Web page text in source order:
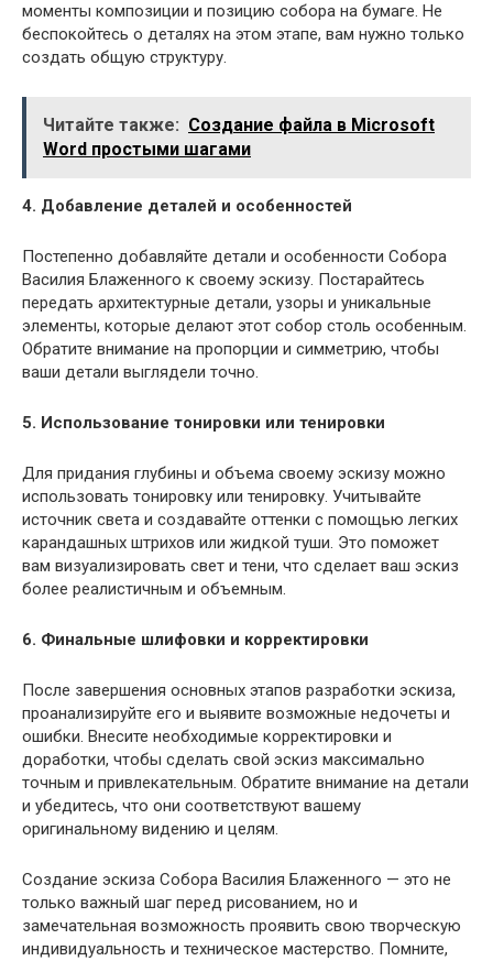
моменты композиции и позицию собора на бумаге. Не
беспокойтесь о деталях на этом этапе, вам нужно только
создать общую структуру.
Читайте также: Создание файла в Microsoft
Word простыми шагами
4. Добавление деталей и особенностей
Постепенно добавляйте детали и особенности Собора
Василия Блаженного к своему эскизу. Постарайтесь
передать архитектурные детали, узоры и уникальные
элементы, которые делают этот собор столь особенным.
Обратите внимание на пропорции и симметрию, чтобы
ваши детали выглядели точно.
5. Использование тонировки или тенировки
Для придания глубины и объема своему эскизу можно
использовать тонировку или тенировку. Учитывайте
источник света и создавайте оттенки с помощью легких
карандашных штрихов или жидкой туши. Это поможет
вам визуализировать свет и тени, что сделает ваш эскиз
более реалистичным и объемным.
6. Финальные шлифовки и корректировки
После завершения основных этапов разработки эскиза,
проанализируйте его и выявите возможные недочеты и
ошибки. Внесите необходимые корректировки и
доработки, чтобы сделать свой эскиз максимально
точным и привлекательным. Обратите внимание на детали
и убедитесь, что они соответствуют вашему
оригинальному видению и целям.
Создание эскиза Собора Василия Блаженного — это не
только важный шаг перед рисованием, но и
замечательная возможность проявить свою творческую
индивидуальность и техническое мастерство. Помните,